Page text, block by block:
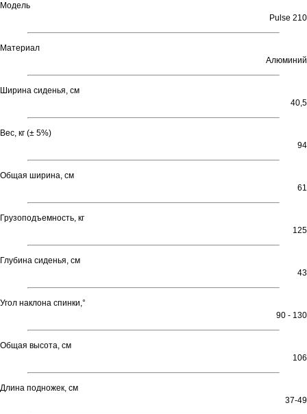
Модель
Pulse 210
Материал
Алюминий
Ширина сиденья, см
40,5
Вес, кг (± 5%)
94
Общая ширина, см
61
Грузоподъемность, кг
125
Глубина сиденья, cм
43
Угол наклона спинки,°
90 - 130
Общая высота, см
106
Длина подножек, см
37-49